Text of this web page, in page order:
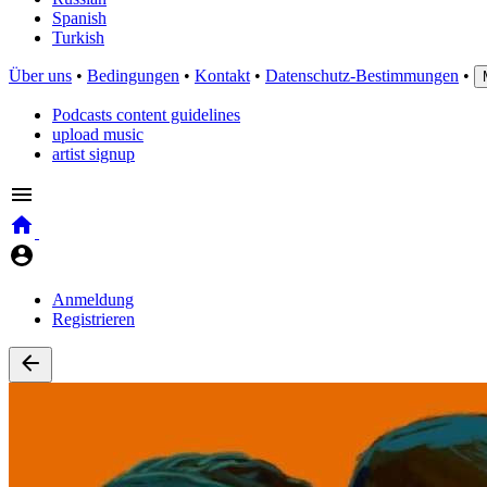
Spanish
Turkish
Über uns • Bedingungen • Kontakt • Datenschutz-Bestimmungen •
Podcasts content guidelines
upload music
artist signup
Anmeldung
Registrieren